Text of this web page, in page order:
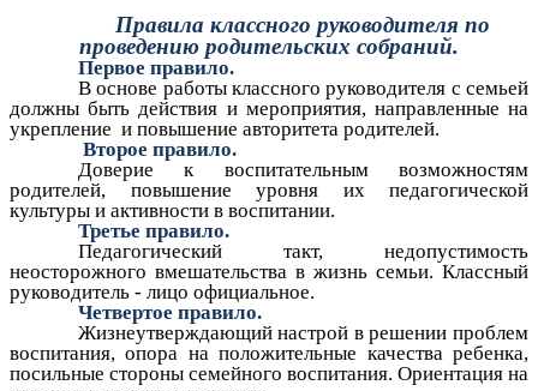
Правила классного руководителя по
проведению родительских собраний.
Первое правило.
В основе работы классного руководителя с семьей
должны быть действия и мероприятия, направленные на
укрепление и повышение авторитета родителей.
Второе правило.
Доверие к воспитательным возможностям
родителей, повышение уровня их педагогической
культуры и активности в воспитании.
Третье правило.
Педагогический такт, недопустимость
неосторожного вмешательства в жизнь семьи. Классный
руководитель - лицо официальное.
Четвертое правило.
Жизнеутверждающий настрой в решении проблем
воспитания, опора на положительные качества ребенка,
посильные стороны семейного воспитания. Ориентация на